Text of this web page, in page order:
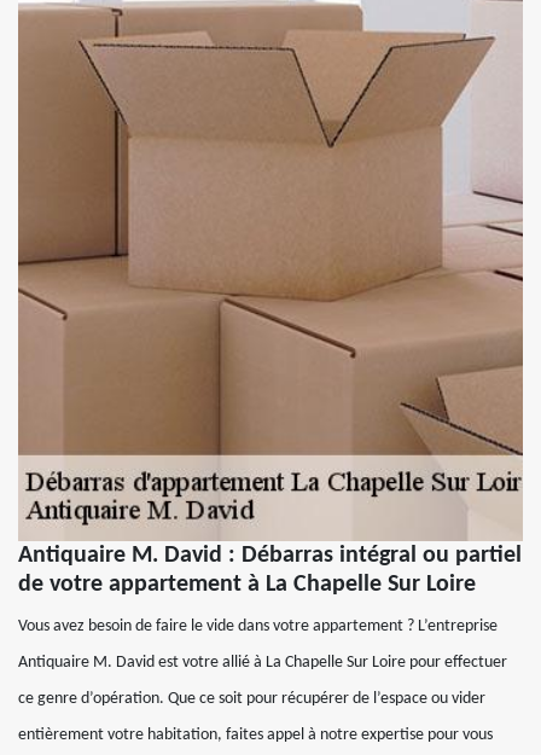
Antiquaire M. David : Débarras intégral ou partiel
de votre appartement à La Chapelle Sur Loire
Vous avez besoin de faire le vide dans votre appartement ? L’entreprise
Antiquaire M. David est votre allié à La Chapelle Sur Loire pour effectuer
ce genre d’opération. Que ce soit pour récupérer de l’espace ou vider
entièrement votre habitation, faites appel à notre expertise pour vous